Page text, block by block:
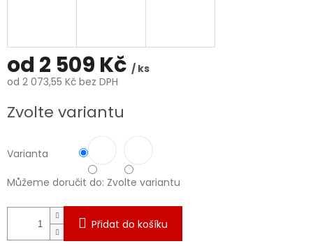
od 2 509 Kč / ks
od 2 073,55 Kč bez DPH
cena:
Zvolte variantu
Varianta
Můžeme doručit do: Zvolte variantu
Přidat do košíku